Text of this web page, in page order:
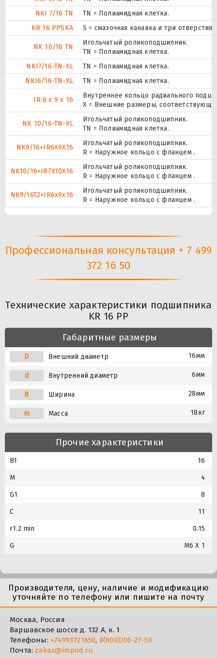
NKI 7/16 TN
TN = Полиамидная клетка.
KR 16 PPSKA
S = смазочная канавка и три
NK 10/16 TN
Игольчатый роликоподшипник.
TN = Полиамидная клетка.
NKI7/16-TN-XL
TN = Полиамидная клетка.
NKI6/16-TN-XL
TN = Полиамидная клетка.
IR 6 x 9 x 16
Внутреннее кольцо радиального
X = Внешние размеры,
NK 10/16-TN-XL
Игольчатый роликоподшипник.
TN = Полиамидная клетка.
NK9/16+IR6X9X16
Игольчатый роликоподшипник.
R = Наружное кольцо с фланцем .
NK10/16+IR7X10X16
Игольчатый роликоподшипник.
R = Наружное кольцо с фланцем .
NK9/16T2+IR6x9x16
Игольчатый роликоподшипник.
R = Наружное кольцо с фланцем .
Профессиональная консультация + 7 499
372 16 50
Технические характеристики подшипника
KR 16 PP
Габаритные размеры
D Внешний диаметр 16мм
d Внутренний диаметр 6мм
B Ширина 28мм
m Масса 18кг
Прочие характеристики
B1 16
M 4
G1 8
C 11
r1.2 min 0.15
G M6 X 1
Производителя, цену, наличие и модификацию
уточняйте по телефону или пишите на почту
Москва, Россия
Варшавское шоссе д. 132 А, к. 1
Телефоны: +74993721650, 8(800)200-27-50
Почта:zakaz@impod.ru